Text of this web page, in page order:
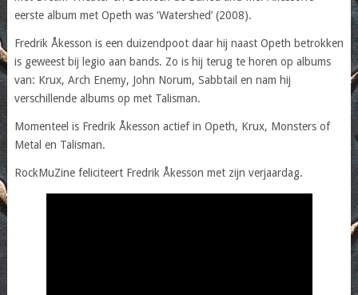
eerste album met Opeth was ‘Watershed’ (2008).
Fredrik Åkesson is een duizendpoot daar hij naast Opeth betrokken
is geweest bij legio aan bands. Zo is hij terug te horen op albums
van: Krux, Arch Enemy, John Norum, Sabbtail en nam hij
verschillende albums op met Talisman.
Momenteel is Fredrik Åkesson actief in Opeth, Krux, Monsters of
Metal en Talisman.
RockMuZine feliciteert Fredrik Åkesson met zijn verjaardag.